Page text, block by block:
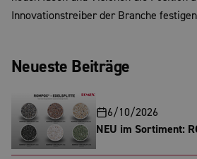
Innovationstreiber der Branche
Neueste Beiträge
6/10/2026
NEU im Sortiment: